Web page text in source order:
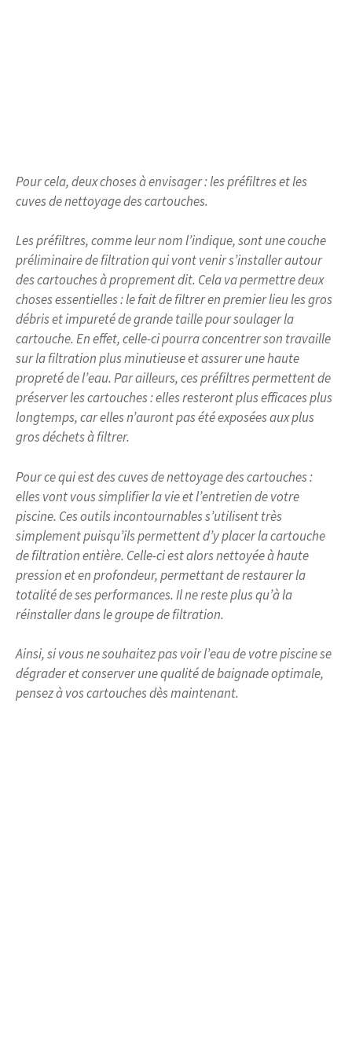
Pour cela, deux choses à envisager : les préfiltres et les
cuves de nettoyage des cartouches.
Les préfiltres, comme leur nom l’indique, sont une couche
préliminaire de filtration qui vont venir s’installer autour
des cartouches à proprement dit. Cela va permettre deux
choses essentielles : le fait de filtrer en premier lieu les gros
débris et impureté de grande taille pour soulager la
cartouche. En effet, celle-ci pourra concentrer son travaille
sur la filtration plus minutieuse et assurer une haute
propreté de l’eau. Par ailleurs, ces préfiltres permettent de
préserver les cartouches : elles resteront plus efficaces plus
longtemps, car elles n’auront pas été exposées aux plus
gros déchets à filtrer.
Pour ce qui est des cuves de nettoyage des cartouches :
elles vont vous simplifier la vie et l’entretien de votre
piscine. Ces outils incontournables s’utilisent très
simplement puisqu’ils permettent d’y placer la cartouche
de filtration entière. Celle-ci est alors nettoyée à haute
pression et en profondeur, permettant de restaurer la
totalité de ses performances. Il ne reste plus qu’à la
réinstaller dans le groupe de filtration.
Ainsi, si vous ne souhaitez pas voir l’eau de votre piscine se
dégrader et conserver une qualité de baignade optimale,
pensez à vos cartouches dès maintenant.